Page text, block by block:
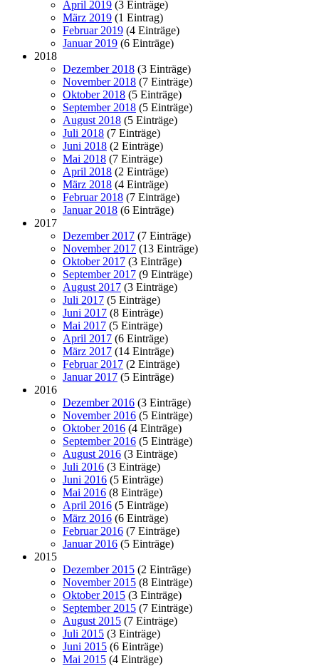
April 2019 (3 Einträge)
März 2019 (1 Eintrag)
Februar 2019 (4 Einträge)
Januar 2019 (6 Einträge)
2018
Dezember 2018 (3 Einträge)
November 2018 (7 Einträge)
Oktober 2018 (5 Einträge)
September 2018 (5 Einträge)
August 2018 (5 Einträge)
Juli 2018 (7 Einträge)
Juni 2018 (2 Einträge)
Mai 2018 (7 Einträge)
April 2018 (2 Einträge)
März 2018 (4 Einträge)
Februar 2018 (7 Einträge)
Januar 2018 (6 Einträge)
2017
Dezember 2017 (7 Einträge)
November 2017 (13 Einträge)
Oktober 2017 (3 Einträge)
September 2017 (9 Einträge)
August 2017 (3 Einträge)
Juli 2017 (5 Einträge)
Juni 2017 (8 Einträge)
Mai 2017 (5 Einträge)
April 2017 (6 Einträge)
März 2017 (14 Einträge)
Februar 2017 (2 Einträge)
Januar 2017 (5 Einträge)
2016
Dezember 2016 (3 Einträge)
November 2016 (5 Einträge)
Oktober 2016 (4 Einträge)
September 2016 (5 Einträge)
August 2016 (3 Einträge)
Juli 2016 (3 Einträge)
Juni 2016 (5 Einträge)
Mai 2016 (8 Einträge)
April 2016 (5 Einträge)
März 2016 (6 Einträge)
Februar 2016 (7 Einträge)
Januar 2016 (5 Einträge)
2015
Dezember 2015 (2 Einträge)
November 2015 (8 Einträge)
Oktober 2015 (3 Einträge)
September 2015 (7 Einträge)
August 2015 (7 Einträge)
Juli 2015 (3 Einträge)
Juni 2015 (6 Einträge)
Mai 2015 (4 Einträge)